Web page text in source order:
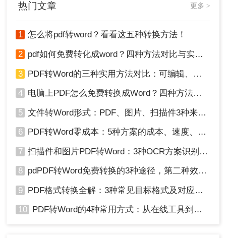
热门文章 更多 >
1 怎么将pdf转word？看看这五种转换方法！
2 pdf如何免费转化成word？四种方法对比与实操指南（附详细表格）
3 PDF转Word的三种实用方法对比：可编辑、保格式、避风险！
4 电脑上PDF怎么免费转换成Word？四种方法对比与实操指南（附详细表格）!
5 文件转Word形式：PDF、图片、扫描件3种来源分别怎么处理！
6 PDF转Word零成本：5种方案的成本、速度、精度对比！
7 扫描件和图片PDF转Word：3种OCR方案识别率实测！
8 pdPDF转Word免费转换的3种途径，第二种效率最高！
9 PDF格式转换全解：3种常见目标格式及对应操作方法！
10 PDF转Word的4种常用方式：从在线工具到桌面软件全梳理！